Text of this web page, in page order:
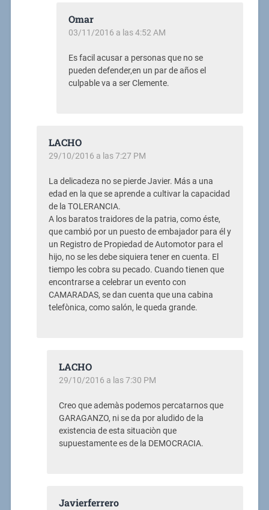
Omar
03/11/2016 a las 4:52 AM
Es facil acusar a personas que no se
pueden defender,en un par de años el
culpable va a ser Clemente.
LACHO
29/10/2016 a las 7:27 PM
La delicadeza no se pierde Javier. Más a una
edad en la que se aprende a cultivar la capacidad
de la TOLERANCIA.
A los baratos traidores de la patria, como éste,
que cambió por un puesto de embajador para él y
un Registro de Propiedad de Automotor para el
hijo, no se les debe siquiera tener en cuenta. El
tiempo les cobra su pecado. Cuando tienen que
encontrarse a celebrar un evento con
CAMARADAS, se dan cuenta que una cabina
telefònica, como salón, le queda grande.
LACHO
29/10/2016 a las 7:30 PM
Creo que ademàs podemos percatarnos que
GARAGANZO, ni se da por aludido de la
existencia de esta situaciòn que
supuestamente es de la DEMOCRACIA.
Javierferrero